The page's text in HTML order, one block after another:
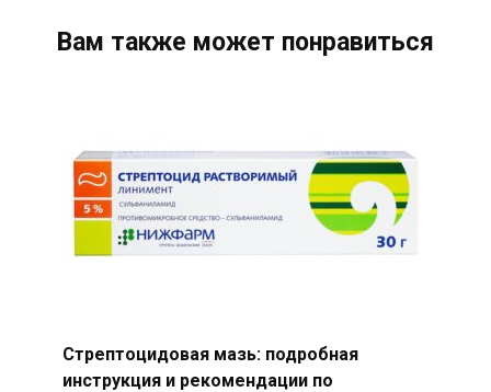
Вам также может понравиться
Стрептоцидовая мазь: подробная
инструкция и рекомендации по